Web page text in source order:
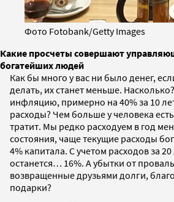
Фото Fotobank/Getty Images
Какие просчеты совершают
богатейших людей
Как бы много у вас ни было денег,
делать, их станет меньше.
инфляцию, примерно на 40% за 10
расходы? Чем больше у человека
тратит. Мы редко расходуем в год
состояния, чаще текущие расходы
4% капитала. С учетом расходов за
останется… 16%. А убытки от
возвращенные друзьями долги,
подарки?